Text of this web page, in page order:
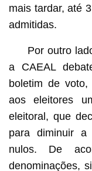
mais tardar, até
admitidas.
Por outro
a CAEAL
boletim de
aos eleitores
eleitoral, que
para diminuir a
nulos. De
denominações,